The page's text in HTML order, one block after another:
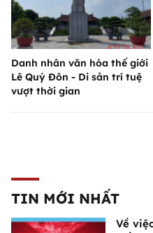
Danh nhân văn hóa thế giới
Lê Quý Đôn - Di sản trí tuệ
vượt thời gian
TIN MỚI NHẤT
Về